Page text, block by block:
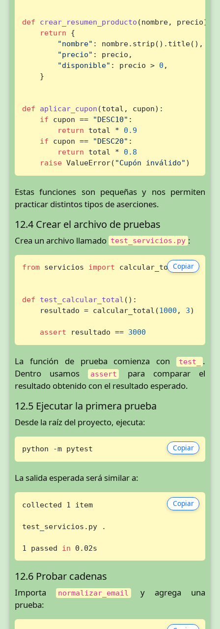
def crear_resumen_producto (nombre, precio):
return {
"nombre" : nombre.strip().title(),
"precio" : precio,
"disponible" : precio > 0 ,
    }
def aplicar_cupon (total, cupon):
if cupon == "DESC10" :
return total * 0.9
if cupon == "DESC20" :
return total * 0.8
raise ValueError( "Cupón inválido" )
Estas funciones son pequeñas y nos permiten
practicar distintos tipos de aserciones.
12.4 Crear el archivo de pruebas
Crea un archivo llamado test_servicios.py :
Copiar
from servicios import calcular_total
def test_calcular_total ():
    resultado = calcular_total(
1000 , 3)
assert resultado == 3000
La función de prueba comienza con test_
.
Dentro usamos assert
para comparar el
resultado obtenido con el resultado esperado.
12.5 Ejecutar la primera prueba
Desde la raíz del proyecto, ejecuta:
Copiar
python -m pytest
La salida esperada será similar a:
Copiar
collected 1 item
test_servicios.py .
1 passed in 0.02s
12.6 Probar cadenas
Importa normalizar_email y agrega una
prueba: